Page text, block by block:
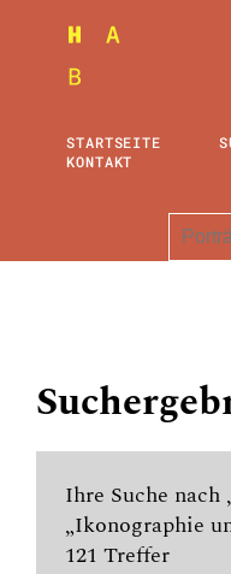
STARTSEITE
KONTAKT
Ihre Suche nach
„Ikonographie
121 Treffer